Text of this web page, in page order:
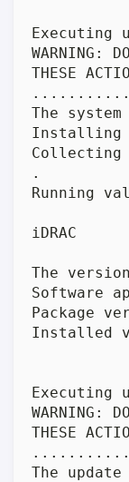
Executing
WARNING:
THESE
The
Installing
.
Running
iDRAC
The
Software
Package
Installed
Executing
WARNING:
THESE
The